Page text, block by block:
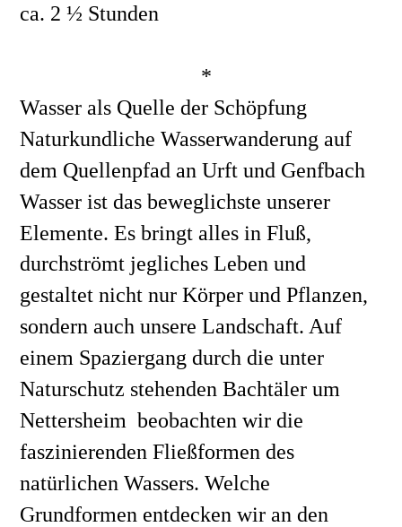
ca. 2 ½ Stunden
*
Wasser als Quelle der Schöpfung
Naturkundliche Wasserwanderung auf
dem Quellenpfad an Urft und Genfbach
Wasser ist das beweglichste unserer
Elemente. Es bringt alles in Fluß,
durchströmt jegliches Leben und
gestaltet nicht nur Körper und Pflanzen,
sondern auch unsere Landschaft. Auf
einem Spaziergang durch die unter
Naturschutz stehenden Bachtäler um
Nettersheim  beobachten wir die
faszinierenden Fließformen des
natürlichen Wassers. Welche
Grundformen entdecken wir an den